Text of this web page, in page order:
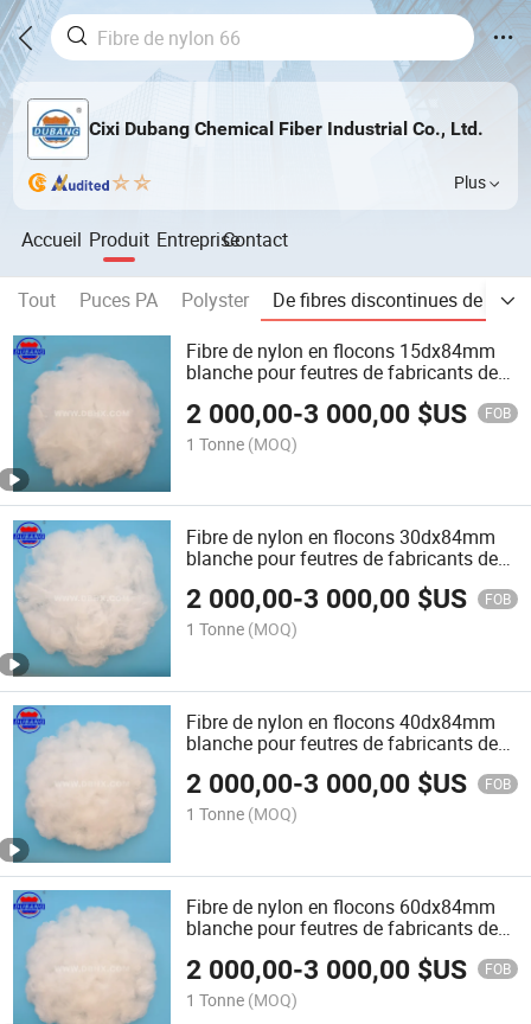
Cixi Dubang Chemical Fiber Industrial Co., Ltd.
Plus
Accueil Produit EntrepriseContact
Tout Puces PA Polyster
De fibres discontinues de
Fibre de nylon en flocons 15dx84mm
blanche pour feutres de fabricants de
2 000,00-3 000,00 $US FOB
1 Tonne (MOQ)
Fibre de nylon en flocons 30dx84mm
blanche pour feutres de fabricants de
2 000,00-3 000,00 $US FOB
1 Tonne (MOQ)
Fibre de nylon en flocons 40dx84mm
blanche pour feutres de fabricants de
2 000,00-3 000,00 $US FOB
1 Tonne (MOQ)
Fibre de nylon en flocons 60dx84mm
blanche pour feutres de fabricants de
2 000,00-3 000,00 $US FOB
1 Tonne (MOQ)